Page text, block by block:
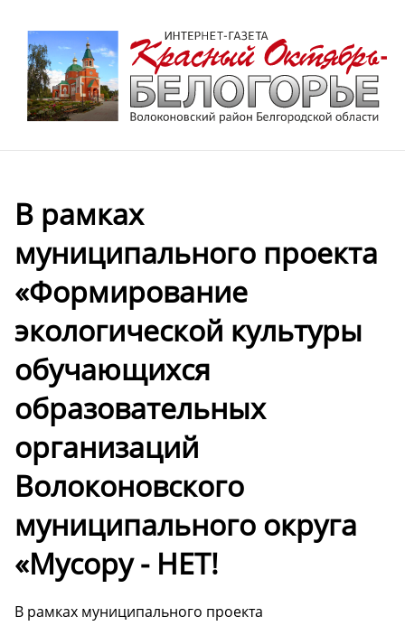
В рамках
муниципального проекта
«Формирование
экологической культуры
обучающихся
образовательных
организаций
Волоконовского
муниципального округа
«Мусору - НЕТ!
В рамках муниципального проекта